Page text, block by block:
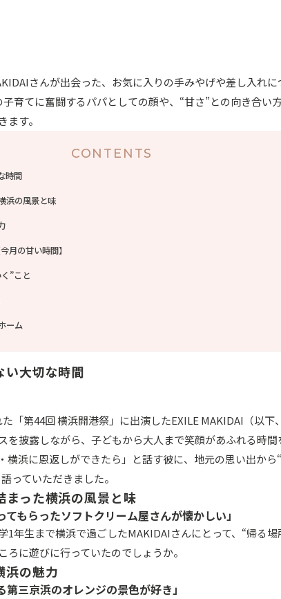
さんが出会った、お気に入りの手みやげや差し入れ
育てに奮闘するパパとしての顔や、“甘さ”との向き合い
す。
CONTENTS
時間
浜の風景と味
月の甘い時間】
”こと
ーム
い大切な時間
「第44回 横浜開港祭」に出演したEXILE MAKIDAI（以下
を披露しながら、子どもから大人まで笑顔があふれる時
横浜に恩返しができたら」と話す彼に、地元の思い出から
っていただきました。
まった横浜の風景と味
てもらったソフトクリーム屋さんが懐かしい」
1年生まで横浜で過ごしたMAKIDAIさんにとって、“帰る場
に遊びに行っていたのでしょうか。
浜の魅力
第三京浜のオレンジの景色が好き」